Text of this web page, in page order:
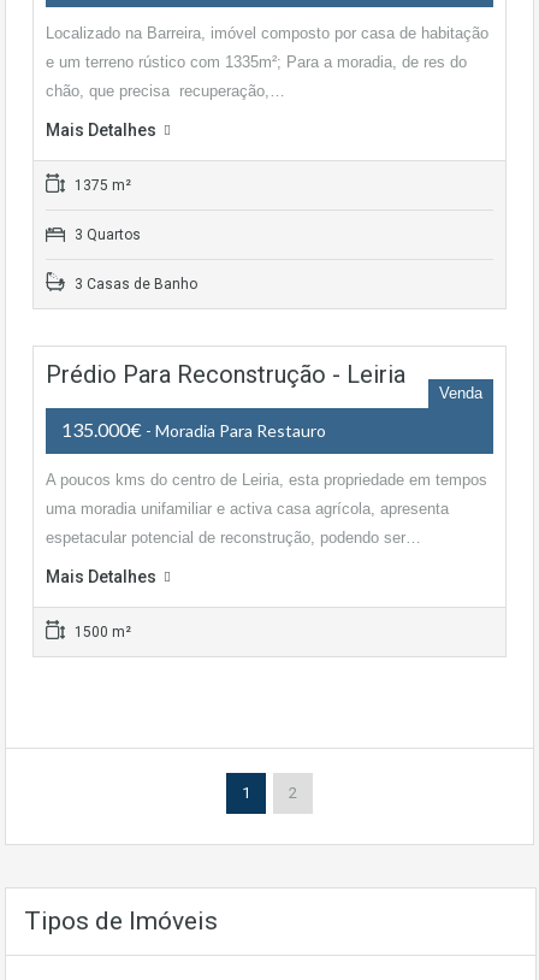
Localizado na Barreira, imóvel composto por casa de habitação
e um terreno rústico com 1335m²; Para a moradia, de res do
chão, que precisa recuperação,…
Mais Detalhes
1375 m²
3 Quartos
3 Casas de Banho
Prédio Para Reconstrução - Leiria
Venda
135.000€ - Moradia Para Restauro
A poucos kms do centro de Leiria, esta propriedade em tempos
uma moradia unifamiliar e activa casa agrícola, apresenta
espetacular potencial de reconstrução, podendo ser…
Mais Detalhes
1500 m²
1 2
Tipos de Imóveis